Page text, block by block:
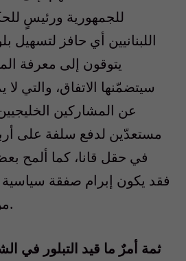
للجمهورية ورئيسٍ
اللبنانيين أي حافز لتسهيل
يتوقون إلى معرفة
سيتضمّنها الاتفاق، والتي
عن المشاركين
مستعدّين لدفع سلفة على
في حقل قانا، كما ألمح
فقد يكون إبرام صفقة سياسية
من الناحية الاقتصادية.
ثمة أمرٌ ما قيد التبلور في